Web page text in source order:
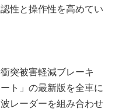
性と操作性を高めてい
突被害軽減ブレーキ
ト」の最新版を全車に
レーダーを組み合わせ